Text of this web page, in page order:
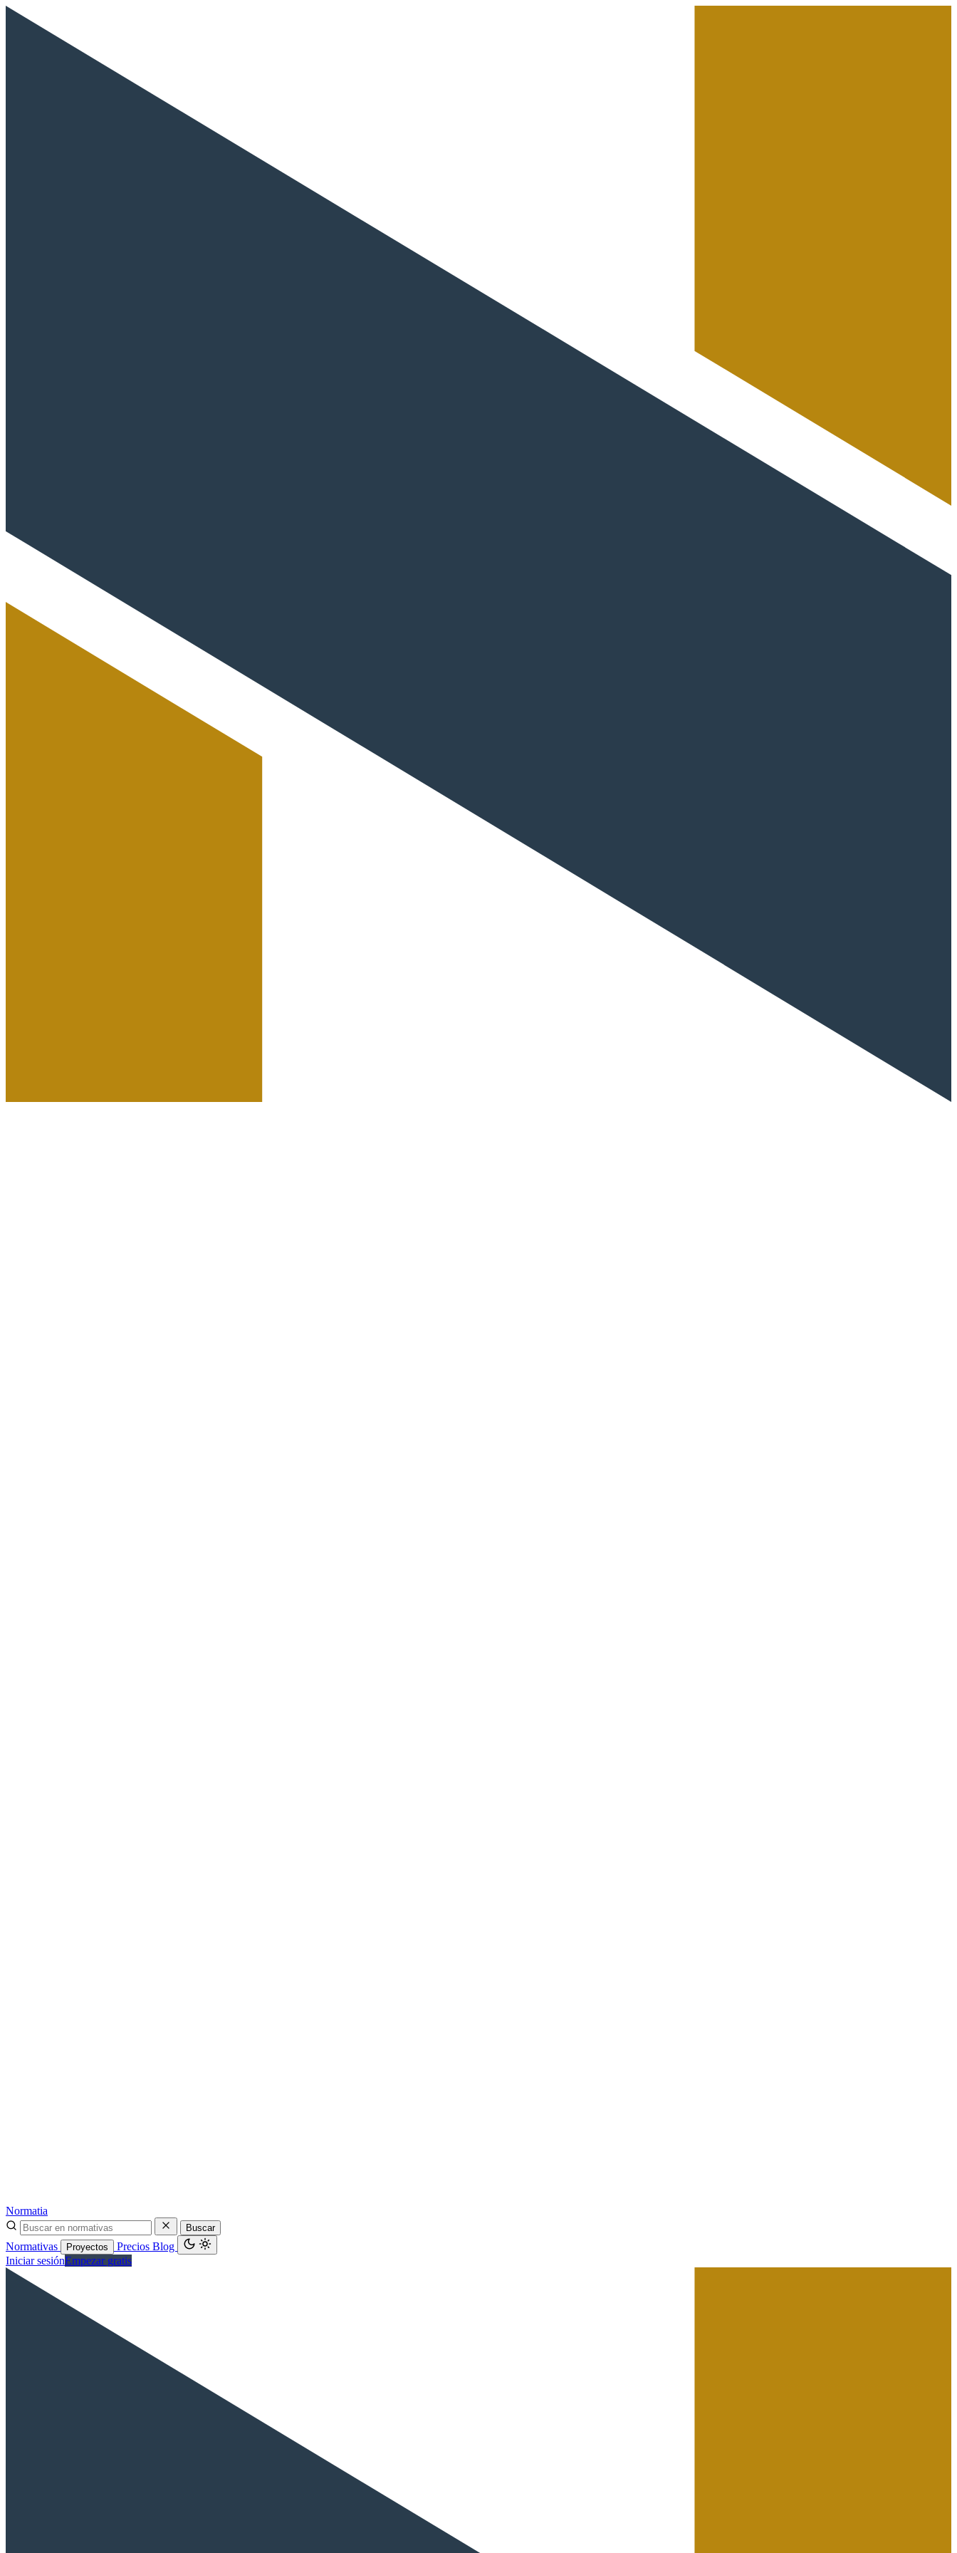
Normatia
Buscar
Normativas Proyectos Precios Blog
Iniciar sesiónEmpezar gratis